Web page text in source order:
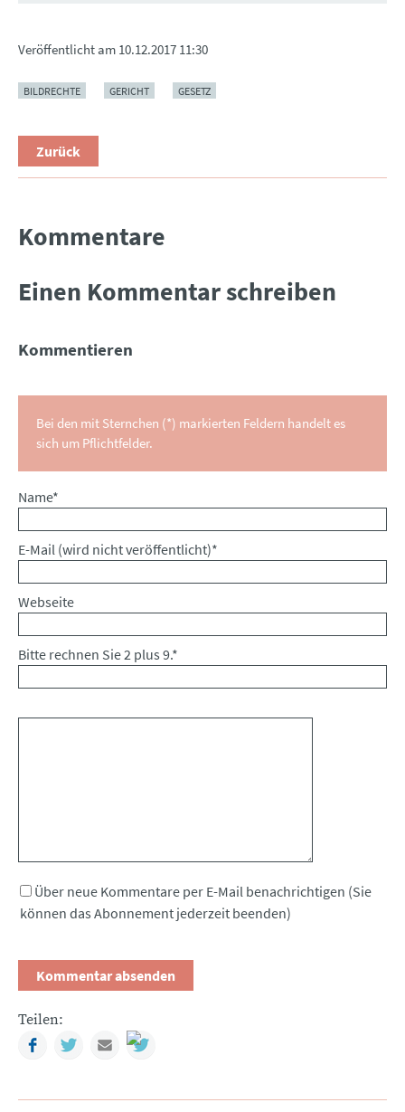
Veröffentlicht am 10.12.2017 11:30
BILDRECHTE GERICHT GESETZ
Zurück
Kommentare
Einen Kommentar schreiben
Kommentieren
Bei den mit Sternchen (*) markierten Feldern handelt es
sich um Pflichtfelder.
Pflichtfeld
Name*
Pflichtfeld
E-Mail (wird nicht veröffentlicht)*
Webseite
Bitte rechnen Sie 2 plus 9.*
Über neue Kommentare per E-Mail benachrichtigen (Sie
können das Abonnement jederzeit beenden)
Teilen:
FacebookTwitterMail